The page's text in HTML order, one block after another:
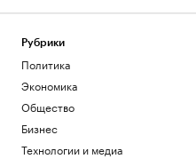
Рубрики
Политика
Экономика
Общество
Бизнес
Технологии и медиа